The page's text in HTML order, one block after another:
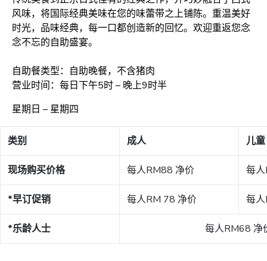
风味，将国际经典美味在您的味蕾带之上铺陈。重温美好
时光，品味经典，每一口都创造新的回忆。欢迎重返您念
念不忘的自助盛宴。
自助餐类型：自助晚餐，不含猪肉
营业时间：每日下午5时 – 晚上9时半
星期日 – 星期四
类别 成人 儿
现场购买价格 每人RM88 净价 每
*早订促销​ 每人RM 78 净价 每
*乐龄人士 每人RM68 净